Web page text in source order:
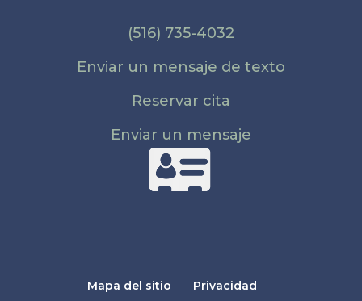
(516) 735-4032
Enviar un mensaje de texto
Reservar cita
Enviar un mensaje
Mapa del sitio
Privacidad